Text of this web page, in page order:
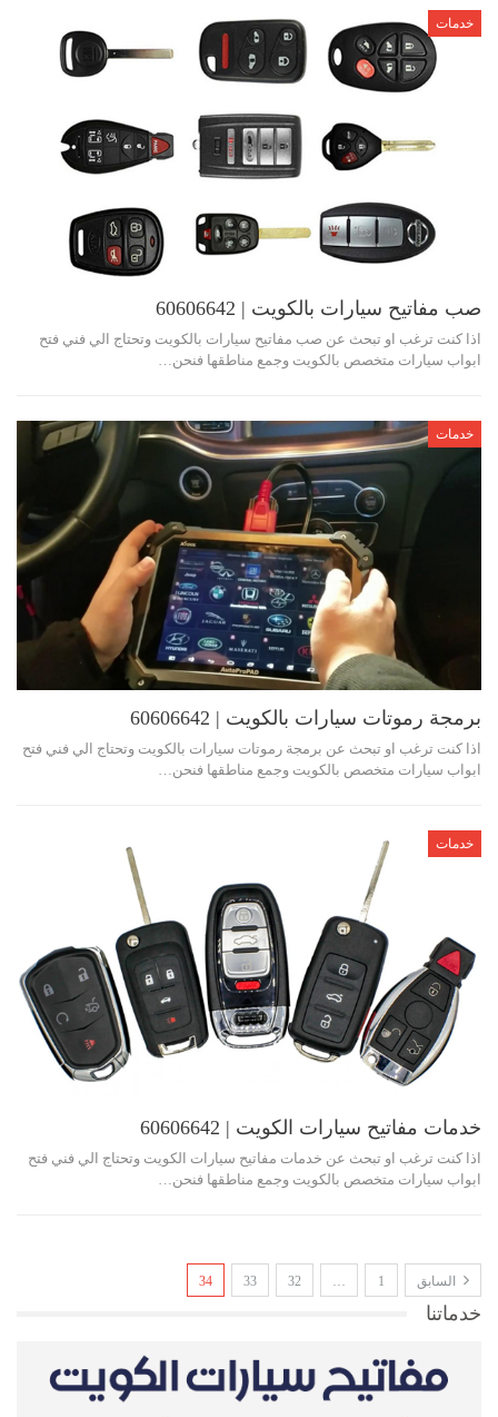
خدمات
صب مفاتيح سيارات بالكويت | 60606642
اذا كنت ترغب او تبحث عن صب مفاتيح سيارات بالكويت وتحتاج الي فني فتح
ابواب سيارات متخصص بالكويت وجمع مناطقها فنحن…
خدمات
برمجة رموتات سيارات بالكويت | 60606642
اذا كنت ترغب او تبحث عن برمجة رموتات سيارات بالكويت وتحتاج الي فني فتح
ابواب سيارات متخصص بالكويت وجمع مناطقها فنحن…
خدمات
خدمات مفاتيح سيارات الكويت | 60606642
اذا كنت ترغب او تبحث عن خدمات مفاتيح سيارات الكويت وتحتاج الي فني فتح
ابواب سيارات متخصص بالكويت وجمع مناطقها فنحن…
السابق 1
…
32
33
34
خدماتنا